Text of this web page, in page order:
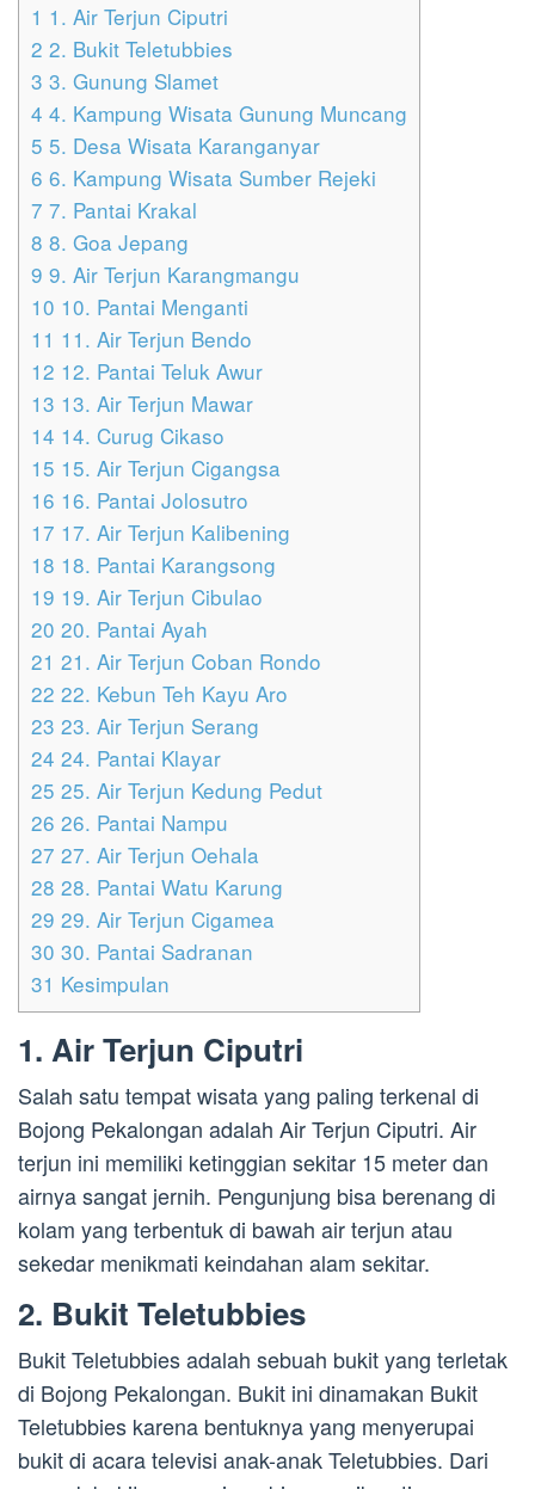
1 1. Air Terjun Ciputri
2 2. Bukit Teletubbies
3 3. Gunung Slamet
4 4. Kampung Wisata Gunung Muncang
5 5. Desa Wisata Karanganyar
6 6. Kampung Wisata Sumber Rejeki
7 7. Pantai Krakal
8 8. Goa Jepang
9 9. Air Terjun Karangmangu
10 10. Pantai Menganti
11 11. Air Terjun Bendo
12 12. Pantai Teluk Awur
13 13. Air Terjun Mawar
14 14. Curug Cikaso
15 15. Air Terjun Cigangsa
16 16. Pantai Jolosutro
17 17. Air Terjun Kalibening
18 18. Pantai Karangsong
19 19. Air Terjun Cibulao
20 20. Pantai Ayah
21 21. Air Terjun Coban Rondo
22 22. Kebun Teh Kayu Aro
23 23. Air Terjun Serang
24 24. Pantai Klayar
25 25. Air Terjun Kedung Pedut
26 26. Pantai Nampu
27 27. Air Terjun Oehala
28 28. Pantai Watu Karung
29 29. Air Terjun Cigamea
30 30. Pantai Sadranan
31 Kesimpulan
1. Air Terjun Ciputri
Salah satu tempat wisata yang paling terkenal di
Bojong Pekalongan adalah Air Terjun Ciputri. Air
terjun ini memiliki ketinggian sekitar 15 meter dan
airnya sangat jernih. Pengunjung bisa berenang di
kolam yang terbentuk di bawah air terjun atau
sekedar menikmati keindahan alam sekitar.
2. Bukit Teletubbies
Bukit Teletubbies adalah sebuah bukit yang terletak
di Bojong Pekalongan. Bukit ini dinamakan Bukit
Teletubbies karena bentuknya yang menyerupai
bukit di acara televisi anak-anak Teletubbies. Dari